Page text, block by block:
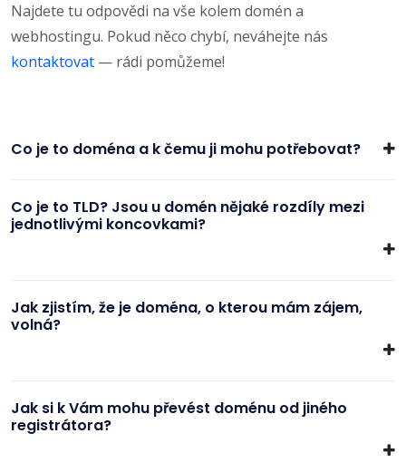
Najdete tu odpovědi na vše kolem domén a
webhostingu. Pokud něco chybí, neváhejte nás
kontaktovat — rádi pomůžeme!
Co je to doména a k čemu ji mohu potřebovat?
Co je to TLD? Jsou u domén nějaké rozdíly mezi
jednotlivými koncovkami?
Jak zjistím, že je doména, o kterou mám zájem,
volná?
Jak si k Vám mohu převést doménu od jiného
registrátora?